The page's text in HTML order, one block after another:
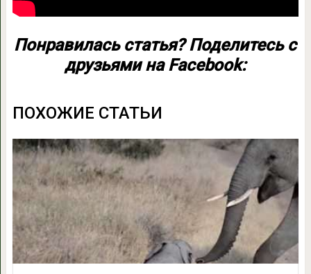
Понравилась статья? Поделитесь с
друзьями на Facebook:
ПОХОЖИЕ СТАТЬИ